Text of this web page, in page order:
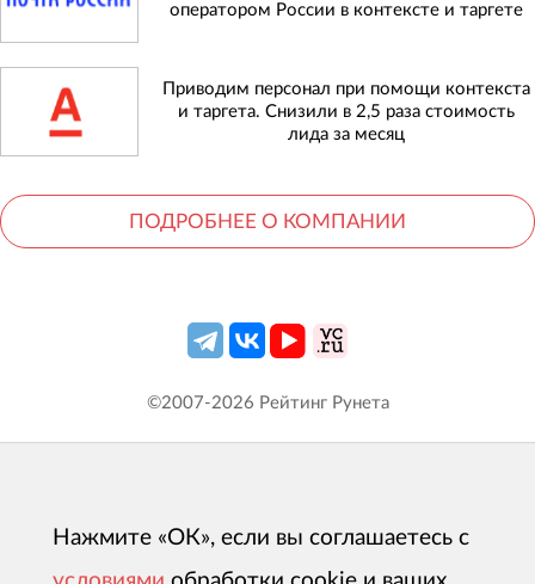
оператором России в контексте и таргете
Приводим персонал при помощи контекста
и таргета. Снизили в 2,5 раза стоимость
лида за месяц
ПОДРОБНЕЕ О КОМПАНИИ
©2007-2026 Рейтинг Рунета
Нажмите «ОК», если вы соглашаетесь с